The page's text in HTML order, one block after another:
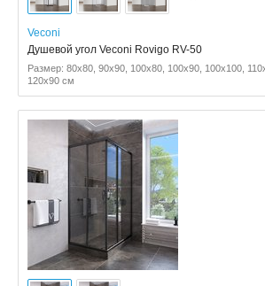
Veconi
Душевой угол Veconi Rovigo RV-50
Размер: 80x80, 90x90, 100x80, 100x90, 100x100,
120x90 см